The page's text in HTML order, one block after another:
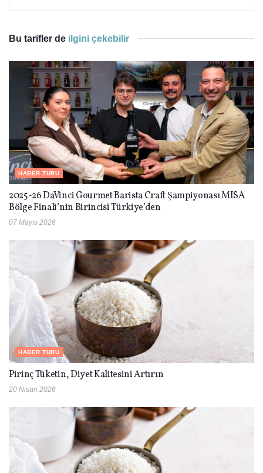
Bu tarifler de ilgini çekebilir
HABER TURU
2025-26 DaVinci Gourmet Barista Craft Şampiyonası MISA
Bölge Finali’nin Birincisi Türkiye’den
07 Mayıs 2026
HABER TURU
Pirinç Tüketin, Diyet Kalitesini Artırın
20 Nisan 2026